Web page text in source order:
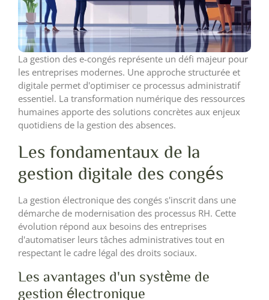
La gestion des e-congés représente un défi majeur pour
les entreprises modernes. Une approche structurée et
digitale permet d'optimiser ce processus administratif
essentiel. La transformation numérique des ressources
humaines apporte des solutions concrètes aux enjeux
quotidiens de la gestion des absences.
Les fondamentaux de la
gestion digitale des congés
La gestion électronique des congés s'inscrit dans une
démarche de modernisation des processus RH. Cette
évolution répond aux besoins des entreprises
d'automatiser leurs tâches administratives tout en
respectant le cadre légal des droits sociaux.
Les avantages d'un système de
gestion électronique